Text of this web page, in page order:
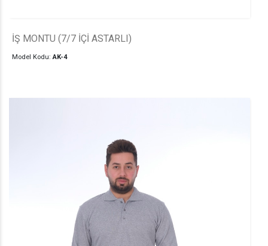
İŞ MONTU (7/7 İÇİ ASTARLI)
Model Kodu:AK-4